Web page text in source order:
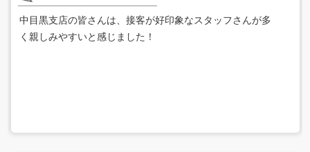
中目黒支店の皆さんは、接客が好印象なスタッフさんが多
く親しみやすいと感じました！